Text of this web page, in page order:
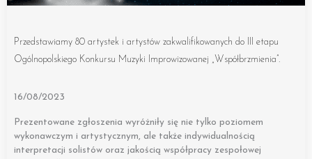
Przedstawiamy 80 artystek i artystów zakwalifikowanych do III etapu
Ogólnopolskiego Konkursu Muzyki Improwizowanej „Współbrzmienia”.
16/08/2023
Prezentowane zgłoszenia wyróżniły się nie tylko poziomem
wykonawczym i artystycznym, ale także indywidualnością
interpretacji solistów oraz jakością współpracy zespołowej